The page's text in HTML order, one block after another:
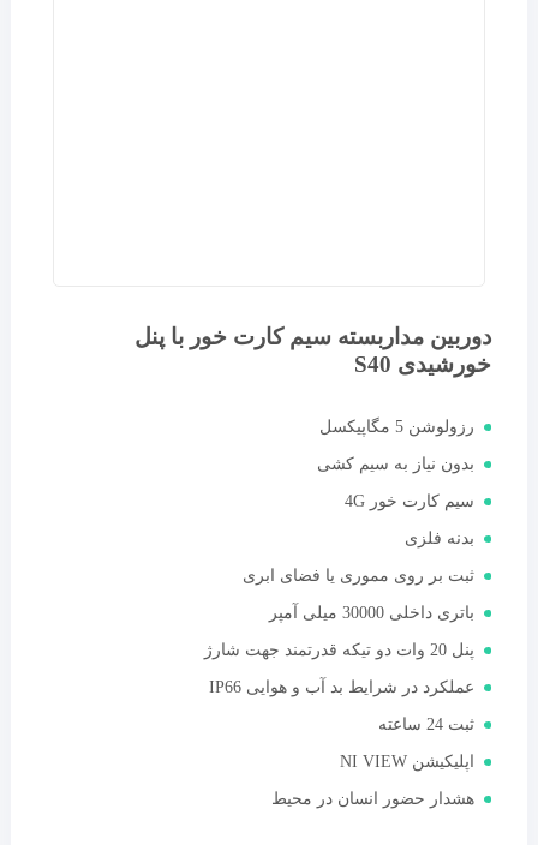
دوربین مداربسته سیم کارت خور با پنل
خورشیدی S40
رزولوشن 5 مگاپیکسل
بدون نیاز به سیم کشی
سیم کارت خور 4G
بدنه فلزی
ثبت بر روی مموری یا فضای ابری
باتری داخلی 30000 میلی آمپر
پنل 20 وات دو تیکه قدرتمند جهت شارژ
عملکرد در شرایط بد آب و هوایی IP66
ثبت 24 ساعته
اپلیکیشن NI VIEW
هشدار حضور انسان در محیط